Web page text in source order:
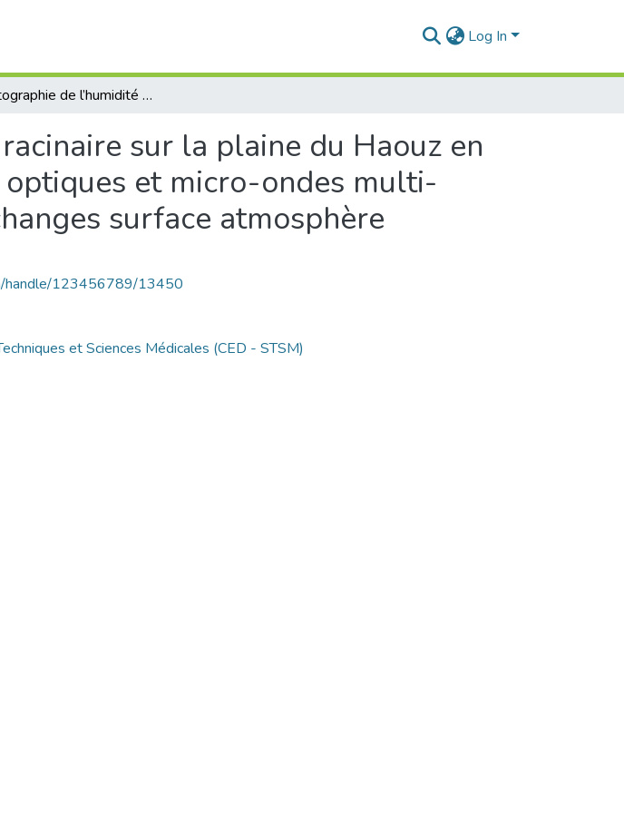
Log In
Cartographie de l’humidité en zone racinaire sur la plaine du Haouz en combinant les données satellitaires optiques et micro-ondes multi-résolution et la modélisation des échanges surface atmosphère
sur la plaine du Haouz en
et micro-ondes multi-
surface atmosphère
handle/123456789/13450
et Sciences Médicales (CED - STSM)